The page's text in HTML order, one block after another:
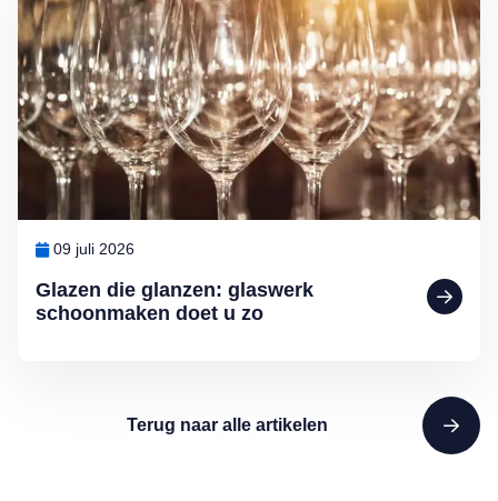
Glazen die glanzen: glaswerk
schoonmaken doet u zo
09 juli 2026
Terug naar alle artikelen